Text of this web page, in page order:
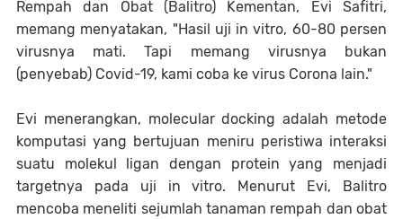
Rempah dan Obat (Balitro) Kementan, Evi Safitri,
memang menyatakan, "Hasil uji in vitro, 60-80 persen
virusnya mati. Tapi memang virusnya bukan
(penyebab) Covid-19, kami coba ke virus Corona lain."
Evi menerangkan, molecular docking adalah metode
komputasi yang bertujuan meniru peristiwa interaksi
suatu molekul ligan dengan protein yang menjadi
targetnya pada uji in vitro. Menurut Evi, Balitro
mencoba meneliti sejumlah tanaman rempah dan obat